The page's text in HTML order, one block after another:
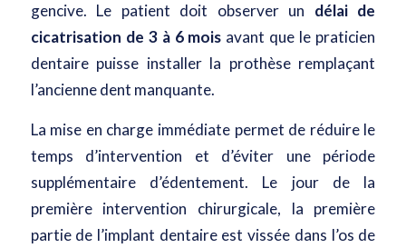
gencive. Le patient doit observer un délai de
cicatrisation de 3 à 6 mois avant que le praticien
dentaire puisse installer la prothèse remplaçant
l’ancienne dent manquante.
La mise en charge immédiate permet de réduire le
temps d’intervention et d’éviter une période
supplémentaire d’édentement. Le jour de la
première intervention chirurgicale, la première
partie de l’implant dentaire est vissée dans l’os de